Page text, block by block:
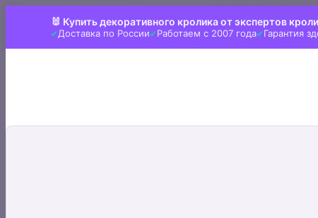
🐰 Купить декоративного кролика от экспертов
Доставка по России Работаем с 2007 года Гарантия